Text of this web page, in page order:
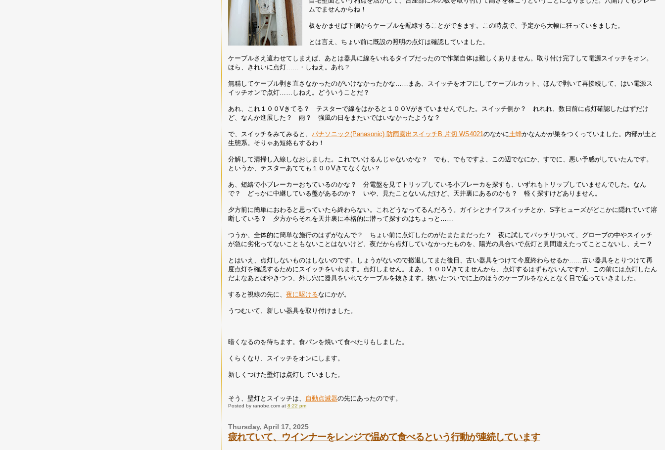
ムでませんからね！
板をかませば下側からケーブルを配線することができます。この時点で、予定から大幅に狂っていきました。
とは言え、ちょい前に既設の照明の点灯は確認していました。
ケーブルさえ這わせてしまえば、あとは器具に線をいれるタイプだったので作業自体は難しくありません。取り付け完了して電源スイッチをオン。
ほら、きれいに点灯……・しねえ。あれ？
無精してケーブル剥き直さなかったのがいけなかったかな……まあ、スイッチをオフにしてケーブルカット、ほんで剥いて再接続して、はい電源ス
イッチオンで点灯……しねえ。どういうことだ？
あれ、これ１００Vきてる？ テスターで線をはかると１００Vがきていませんでした。スイッチ側か？ れれれ、数日前に点灯確認したはずだけ
ど、なんか進展した？ 雨？ 強風の日をまたいではいなかったような？
で、スイッチをみてみると、パナソニック(Panasonic) 防雨露出スイッチB 片切 WS4021のなかに土蜂かなんかが巣をつくっていました。内部が土と
生態系。そりゃあ短絡もするわ！
分解して清掃し入線しなおしました。これでいけるんじゃないかな？ でも、でもですよ、この辺でなにか、すでに、悪い予感がしていたんです。
というか、テスターあてても１００Vきてなくない？
あ、短絡で小ブレーカーおちているのかな？ 分電盤を見てトリップしている小ブレーカを探すも、いずれもトリップしていませんでした。なん
で？ どっかに中継している盤があるのか？ いや、見たことないんだけど、天井裏にあるのかも？ 軽く探すけどありません。
夕方前に簡単におわると思っていたら終わらない。これどうなってるんだろう。ガイシとナイフスイッチとか、S字ヒューズがどこかに隠れていて溶
断している？ 夕方からそれを天井裏に本格的に潜って探すのはちょっと……
つうか、全体的に簡単な施行のはずがなんで？ ちょい前に点灯したのがたまたまだった？ 夜に試してバッチリついて、グローブの中やスイッチ
が急に劣化ってないこともないことはないけど、夜だから点灯していなかったものを、陽光の具合いで点灯と見間違えたってことこないし、えー？
とはいえ、点灯しないものはしないのです。しょうがないので撤退してまた後日、古い器具をつけて今度終わらせるか……古い器具をとりつけて再
度点灯を確認するためにスイッチをいれます。点灯しません。まあ、１００Vきてませんから、点灯するはずもないんですが、この前には点灯したん
だよなあとぼやきつつ、外し穴に器具をいれてケーブルを抜きます。抜いたついでに上のほうのケーブルをなんとなく目で追っていきました。
すると視線の先に、夜に駆けるなにかが。
うつむいて、新しい器具を取り付けました。
暗くなるのを待ちます。食パンを焼いて食べたりもしました。
くらくなり、スイッチをオンにします。
新しくつけた壁灯は点灯していました。
そう、壁灯とスイッチは、 自動点滅器の先にあったのです。
Posted byranobe.com at8:22 pm
Thursday, April 17, 2025
疲れていて、ウインナーをレンジで温めて食べるという行動が連続しています